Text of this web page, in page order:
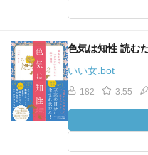
色気は知性 読む
いい女.bot
182 3.55